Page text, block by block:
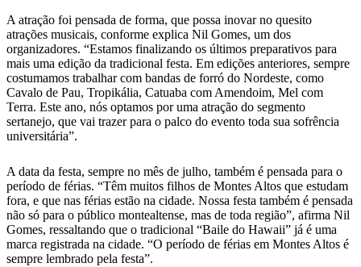
A atração foi pensada de forma, que possa inovar no quesito
atrações musicais, conforme explica Nil Gomes, um dos
organizadores. “Estamos finalizando os últimos preparativos para
mais uma edição da tradicional festa. Em edições anteriores, sempre
costumamos trabalhar com bandas de forró do Nordeste, como
Cavalo de Pau, Tropikália, Catuaba com Amendoim, Mel com
Terra. Este ano, nós optamos por uma atração do segmento
sertanejo, que vai trazer para o palco do evento toda sua sofrência
universitária”.
A data da festa, sempre no mês de julho, também é pensada para o
período de férias. “Têm muitos filhos de Montes Altos que estudam
fora, e que nas férias estão na cidade. Nossa festa também é pensada
não só para o público montealtense, mas de toda região”, afirma Nil
Gomes, ressaltando que o tradicional “Baile do Hawaii” já é uma
marca registrada na cidade. “O período de férias em Montes Altos é
sempre lembrado pela festa”.